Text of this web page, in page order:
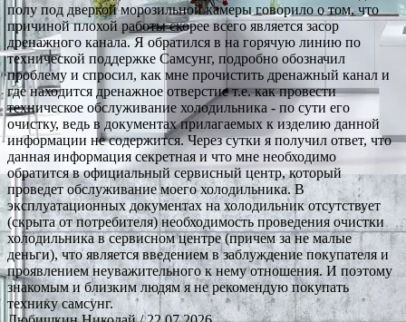
полу под дверкой морозильной камеры говорило о том, что
причиной плохой работы скорее всего является засор
дренажного канала. Я обратился в на горячую линию по
технической поддержке Самсунг, подробно обозначил
проблему и спросил, как мне прочистить дренажный канал и
где находится дренажное отверстие т.е. как провести
техническое обслуживание холодильника - по сути его
очистку, ведь в документах прилагаемых к изделию данной
информации не содержится. Через сутки я получил ответ, что
данная информация секретная и что мне необходимо
обратится в официальный сервисный центр, который
проведет обслуживание моего холодильника. В
эксплуатационных документах на холодильник отсутствует
(скрыта от потребителя) необходимость проведения очистки
холодильника в сервисном центре (причем за не малые
деньги), что является введением в заблуждение покупателя и
проявлением неуважительного к нему отношения. И поэтому
знакомым и близким людям я не рекомендую покупать
технику самсунг.